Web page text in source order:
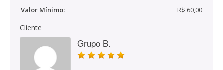
Valor Mínimo:
R$ 60,00
Cliente
Grupo B.